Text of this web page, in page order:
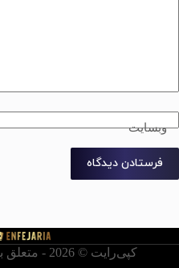
وبسایت
فرستادن دیدگاه
کپی‌رایت © ‏2026 - متعلق به مجموعه انفجاریا